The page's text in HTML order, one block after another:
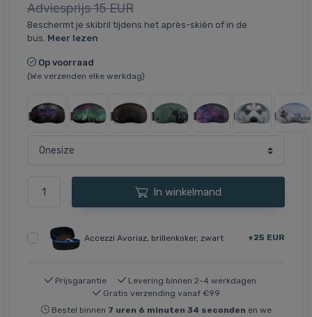
Adviesprijs 15 EUR
Beschermt je skibril tijdens het après-skiën of in de
bus. Meer lezen
Op voorraad
(We verzenden elke werkdag)
In winkelmand
Accezzi Avoriaz, brillenkoker, zwart +25 EUR
Prijsgarantie
Levering binnen 2-4 werkdagen
Gratis verzending vanaf €99
Bestel binnen 7 uren 6 minuten 34 seconden en we